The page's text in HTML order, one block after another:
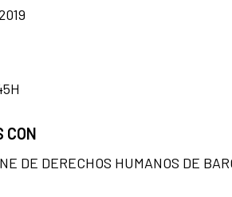
CON
DE DERECHOS HUMANOS DE